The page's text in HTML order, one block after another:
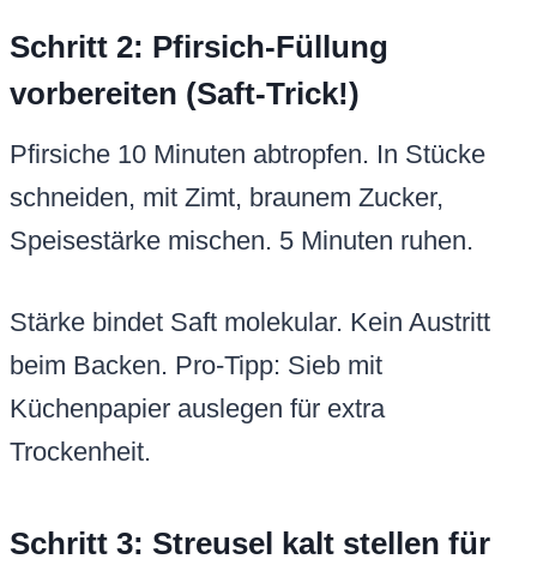
Schritt 2: Pfirsich-Füllung
vorbereiten (Saft-Trick!)
Pfirsiche 10 Minuten abtropfen. In Stücke
schneiden, mit Zimt, braunem Zucker,
Speisestärke mischen. 5 Minuten ruhen.
Stärke bindet Saft molekular. Kein Austritt
beim Backen. Pro-Tipp: Sieb mit
Küchenpapier auslegen für extra
Trockenheit.
Schritt 3: Streusel kalt stellen für